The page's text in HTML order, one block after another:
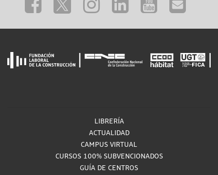
LIBRERÍA
ACTUALIDAD
CAMPUS VIRTUAL
CURSOS 100% SUBVENCIONADOS
GUÍA DE CENTROS